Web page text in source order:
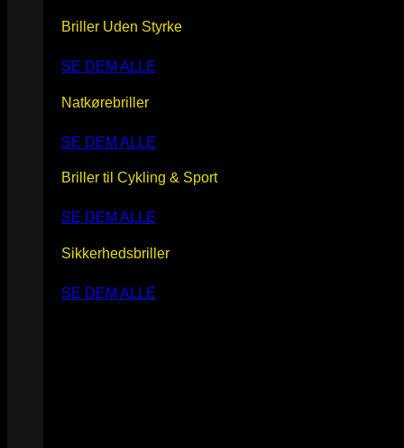
Briller Uden Styrke
SE DEM ALLE
Natkørebriller
SE DEM ALLE
Briller til Cykling & Sport
SE DEM ALLE
Sikkerhedsbriller
SE DEM ALLE